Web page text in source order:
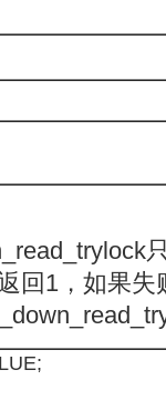
回1，如果